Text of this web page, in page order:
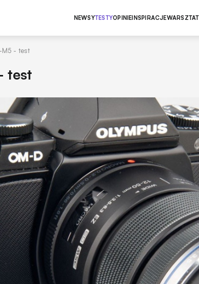
NEWSYTESTYOPINIEINSPIRACJEWARSZTAT
M5 - test
test